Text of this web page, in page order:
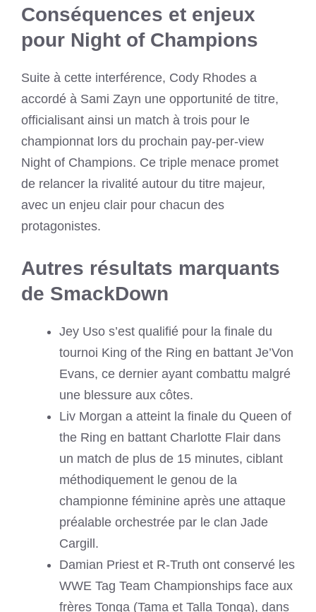
Conséquences et enjeux
pour Night of Champions
Suite à cette interférence, Cody Rhodes a
accordé à Sami Zayn une opportunité de titre,
officialisant ainsi un match à trois pour le
championnat lors du prochain pay-per-view
Night of Champions. Ce triple menace promet
de relancer la rivalité autour du titre majeur,
avec un enjeu clair pour chacun des
protagonistes.
Autres résultats marquants
de SmackDown
Jey Uso s’est qualifié pour la finale du
tournoi King of the Ring en battant Je’Von
Evans, ce dernier ayant combattu malgré
une blessure aux côtes.
Liv Morgan a atteint la finale du Queen of
the Ring en battant Charlotte Flair dans
un match de plus de 15 minutes, ciblant
méthodiquement le genou de la
championne féminine après une attaque
préalable orchestrée par le clan Jade
Cargill.
Damian Priest et R-Truth ont conservé les
WWE Tag Team Championships face aux
frères Tonga (Tama et Talla Tonga), dans